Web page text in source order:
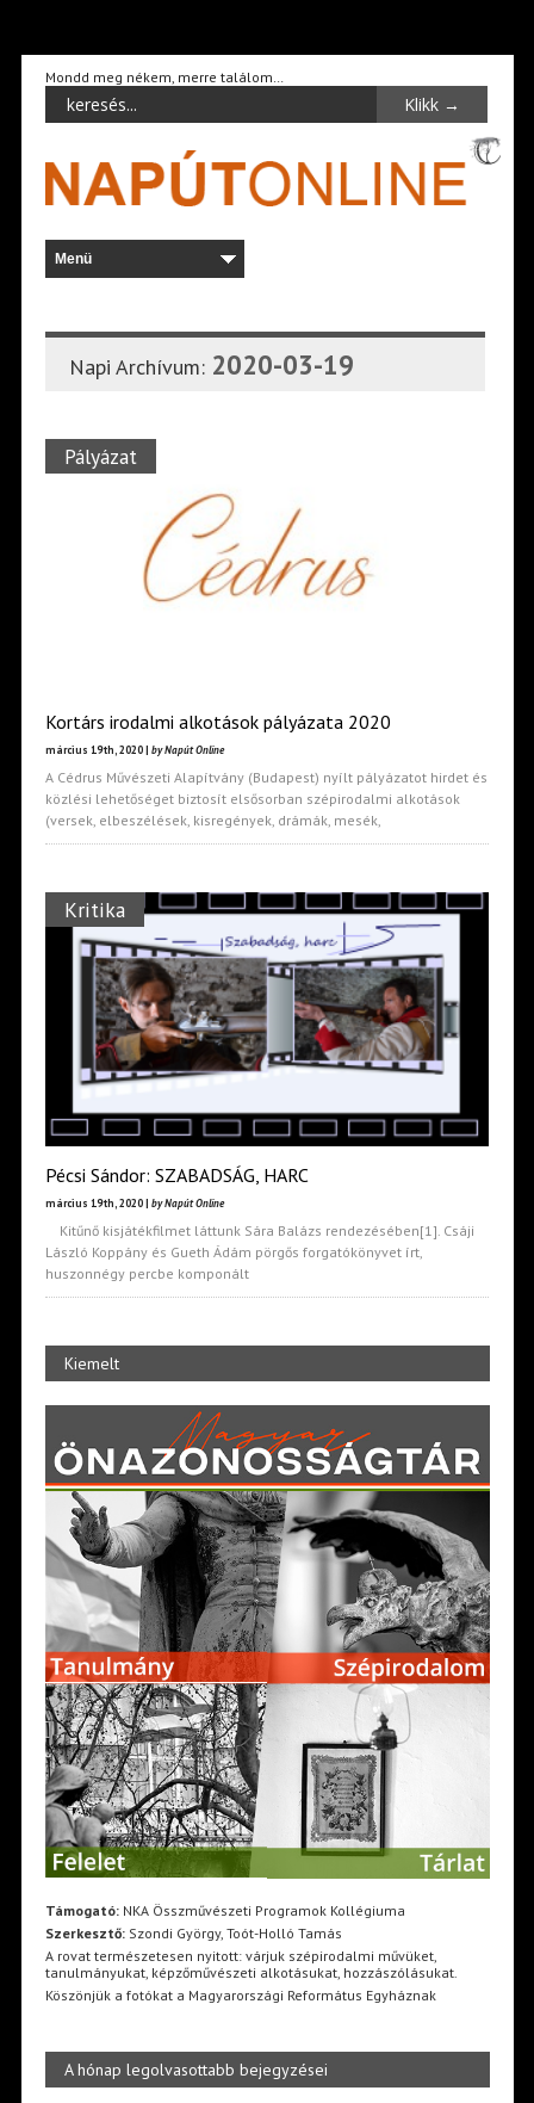
Mondd meg nékem, merre találom…
Napi Archívum: 2020-03-19
Pályázat
Kortárs irodalmi alkotások pályázata 2020
március 19th, 2020 | by Napút Online
A Cédrus Művészeti Alapítvány (Budapest) nyílt pályázatot hirdet és
közlési lehetőséget biztosít elsősorban szépirodalmi alkotások
(versek, elbeszélések, kisregények, drámák, mesék,
Kritika
Pécsi Sándor: SZABADSÁG, HARC
március 19th, 2020 | by Napút Online
Kitűnő kisjátékfilmet láttunk Sára Balázs rendezésében[1]. Csáji
László Koppány és Gueth Ádám pörgős forgatókönyvet írt,
huszonnégy percbe komponált
Kiemelt
Támogató:NKA Összművészeti Programok Kollégiuma
Szerkesztő:Szondi György, Toót-Holló Tamás
A rovat természetesen nyitott: várjuk szépirodalmi művüket,
tanulmányukat, képzőművészeti alkotásukat, hozzászólásukat.
Köszönjük a fotókat a Magyarországi Református Egyháznak
A hónap legolvasottabb bejegyzései